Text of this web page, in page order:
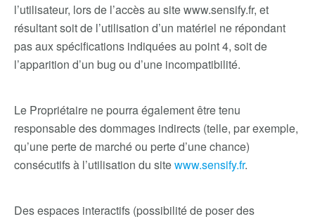
l’utilisateur, lors de l’accès au site www.sensify.fr, et
résultant soit de l’utilisation d’un matériel ne répondant
pas aux spécifications indiquées au point 4, soit de
l’apparition d’un bug ou d’une incompatibilité.
Le Propriétaire ne pourra également être tenu
responsable des dommages indirects (telle, par exemple,
qu’une perte de marché ou perte d’une chance)
consécutifs à l’utilisation du sitewww.sensify.fr.
Des espaces interactifs (possibilité de poser des